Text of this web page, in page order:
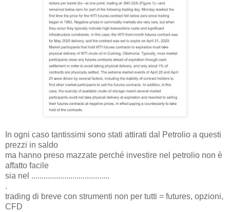
In ogni caso tantissimi sono stati attirati dal Petrolio a questi
prezzi in saldo
ma hanno preso mazzate perché investire nel petrolio non è
affatto facile
sia nel ......................................
.
trading di breve con strumenti non per tutti = futures, opzioni,
CFD